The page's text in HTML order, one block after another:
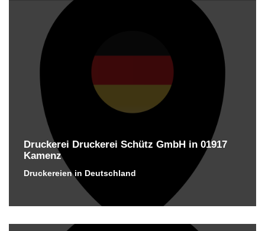
Druckerei Druckerei Schütz GmbH in 01917
Kamenz
Druckereien in Deutschland